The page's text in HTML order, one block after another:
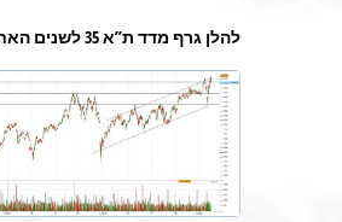
להלן גרף מדד ת”א 35 לשנים האחרונות